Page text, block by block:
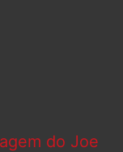
do Joe